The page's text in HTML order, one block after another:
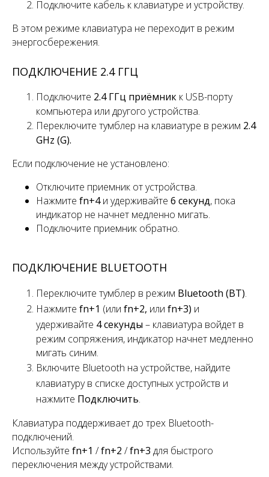
Подключите кабель к клавиатуре и устройству.
В этом режиме клавиатура не переходит в режим
энергосбережения.
ПОДКЛЮЧЕНИЕ 2.4 ГГЦ
Подключите 2.4 ГГц приёмник к USB-порту
компьютера или другого устройства.
Переключите тумблер на клавиатуре в режим 2.4
GHz (G).
Если подключение не установлено:
Отключите приемник от устройства.
Нажмите fn+4и удерживайте 6 секунд, пока
индикатор не начнет медленно мигать.
Подключите приемник обратно.
ПОДКЛЮЧЕНИЕ BLUETOOTH
Переключите тумблер в режим Bluetooth (BT).
Нажмите fn+1 (или fn+2, или fn+3) и
удерживайте 4 секунды – клавиатура войдет в
режим сопряжения, индикатор начнет медленно
мигать синим.
Включите Bluetooth на устройстве, найдите
клавиатуру в списке доступных устройств и
нажмите Подключить.
Клавиатура поддерживаетдо трех Bluetooth-
подключений.
Используйте fn+1 /fn+2 /fn+3 для быстрого
переключения между устройствами.